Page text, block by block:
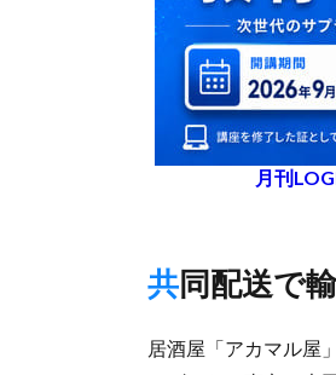
月刊
共同配送
居酒屋「アカマル屋